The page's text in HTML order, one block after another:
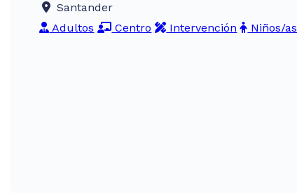
Santander
Adultos
Centro Intervención Niños/as